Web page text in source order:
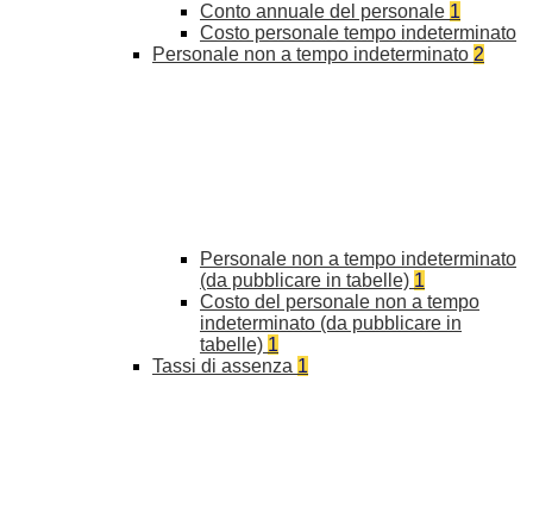
Conto annuale del personale 1
Costo personale tempo indeterminato
Personale non a tempo indeterminato 2
Personale non a tempo indeterminato
(da pubblicare in tabelle) 1
Costo del personale non a tempo
indeterminato (da pubblicare in
tabelle) 1
Tassi di assenza 1